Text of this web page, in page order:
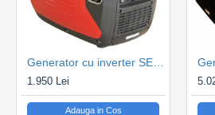
suprasarcina, protectii pentru
motorului si panou de control
Carcasa insonorizata reduce nivelul
metri, facand echipamentul potrivit
un rezervor de combustibil cu
1.950 Lei
Adauga in Cos